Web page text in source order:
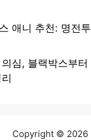
애니 추천: 명전투
심, 블랙박스부
Copyright © 2026